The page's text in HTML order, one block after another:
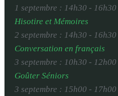
1 septembre : 14h30 - 16h30
Hisotire et Mémoires
2 septembre : 14h30 - 16h30
Conversation en français
3 septembre : 10h30 - 12h00
Goûter Séniors
3 septembre : 15h00 - 17h00